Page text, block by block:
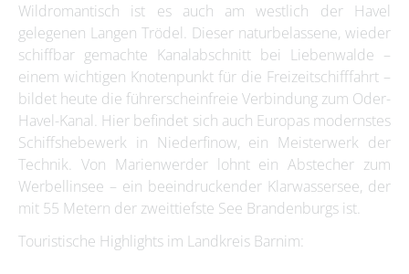
Wildromantisch ist es auch am westlich der Havel
gelegenen Langen Trödel. Dieser naturbelassene, wieder
schiffbar gemachte Kanalabschnitt bei Liebenwalde –
einem wichtigen Knotenpunkt für die Freizeitschifffahrt –
bildet heute die führerscheinfreie Verbindung zum Oder-
Havel-Kanal. Hier befindet sich auch Europas modernstes
Schiffshebewerk in Niederfinow, ein Meisterwerk der
Technik. Von Marienwerder lohnt ein Abstecher zum
Werbellinsee – ein beeindruckender Klarwassersee, der
mit 55 Metern der zweittiefste See Brandenburgs ist.
Touristische Highlights im Landkreis Barnim: